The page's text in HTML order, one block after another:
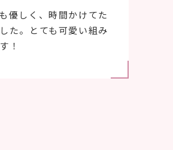
優しく、時間かけてた
た。とても可愛い組み
！